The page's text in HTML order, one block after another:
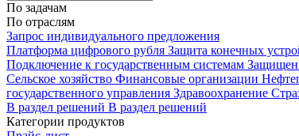
По задачам
По отраслям
Запрос индивидуального предложения
Платформа цифрового рубля Защита конечных
Подключение к государственным системам
Сельское хозяйство Финансовые организации
государственного управления Здравоохранение
В раздел решений В раздел решений
Категории продуктов